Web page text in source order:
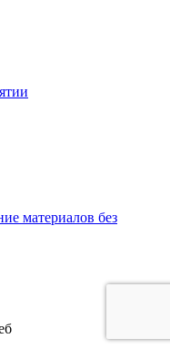
материалов без